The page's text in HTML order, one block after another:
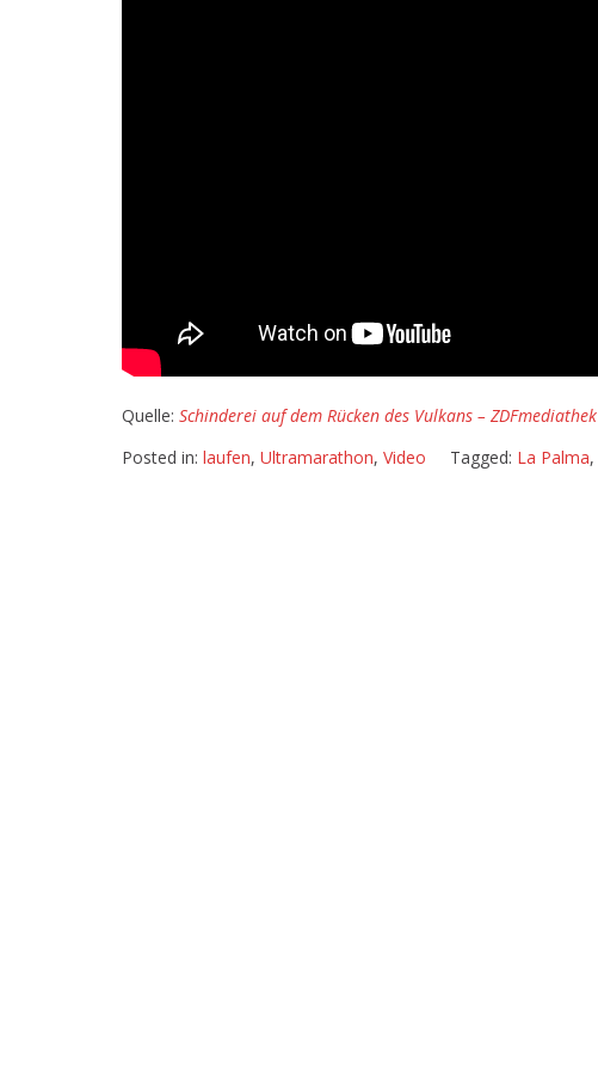
Quelle: Schinderei auf dem Rücken des Vulkans – ZDFmediathek
Posted in: laufen, Ultramarathon, Video Tagged: La Palma,